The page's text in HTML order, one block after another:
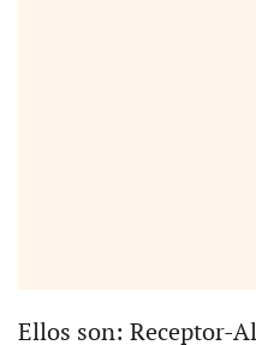
Ellos son: Receptor-